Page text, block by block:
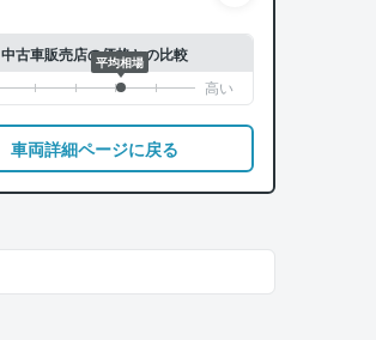
中古車販売店の価格との比較
平均相場
車両詳細ページに戻る